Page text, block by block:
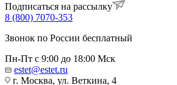
Подписаться на рассылку
8 (800) 7070-353
Звонок по России бесплатный
Пн-Пт с 9:00 до 18:00 Мск
estet@estet.ru
г. Москва, ул. Веткина, 4